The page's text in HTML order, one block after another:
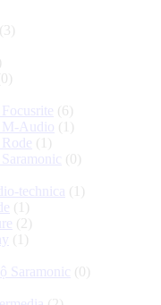
(3)
(6)
M-Audio (1)
(1)
(0)
technica (1)
(1)
(2)
(1)
Saramonic (0)